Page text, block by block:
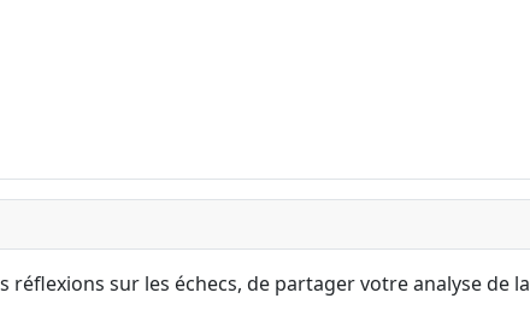
réflexions sur les échecs, de partager votre analyse de